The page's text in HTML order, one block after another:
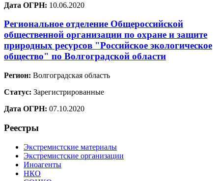
Дата ОГРН: 10.06.2020
Региональное отделение Общероссийской
общественной организации по охране и защите
природных ресурсов "Российское экологическое
общество" по Волгоградской области
Регион: Волгоградская область
Статус: Зарегистрированные
Дата ОГРН: 07.10.2020
Реестры
Экстремистские материалы
Экстремистские организации
Иноагенты
НКО